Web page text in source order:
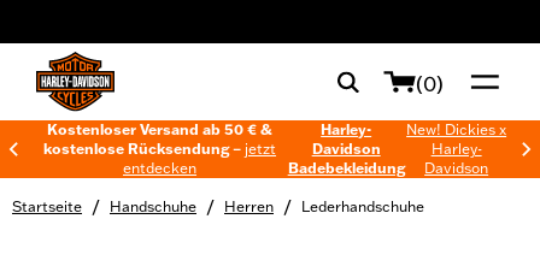
(0)
Kostenloser Versand ab 50 € &
kostenlose Rücksendung – jetzt
entdecken
Harley-
Davidson
Badebekleidung
New! Dickies x
Harley-
Davidson
Startseite / Handschuhe / Herren / Lederhandschuhe